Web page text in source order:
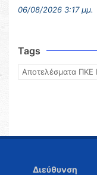
06/08/2026 3:17 μμ.
Tags
Αποτελέσματα
Διεύθυνση